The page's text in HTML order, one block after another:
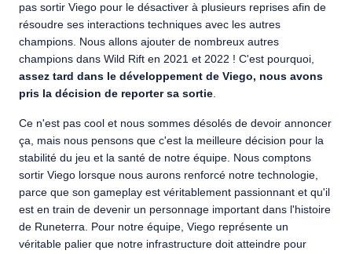
pas sortir Viego pour le désactiver à plusieurs reprises afin de
résoudre ses interactions techniques avec les autres
champions. Nous allons ajouter de nombreux autres
champions dans Wild Rift en 2021 et 2022 ! C'est pourquoi,
assez tard dans le développement de Viego, nous avons
pris la décision de reporter sa sortie
Ce n'est pas cool et nous sommes désolés de devoir annoncer
ça, mais nous pensons que c'est la meilleure décision pour la
stabilité du jeu et la santé de notre équipe. Nous comptons
sortir Viego lorsque nous aurons renforcé notre technologie,
parce que son gameplay est véritablement passionnant et qu'il
est en train de devenir un personnage important dans l'histoire
de Runeterra. Pour notre équipe, Viego représente un
véritable palier que notre infrastructure doit atteindre pour